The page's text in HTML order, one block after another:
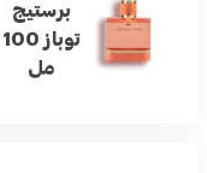
برستيج
توباز 100
مل